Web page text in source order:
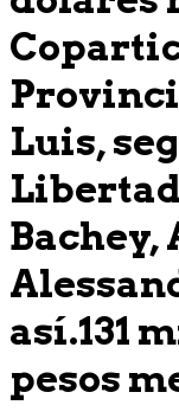
Luis,
Bachey,
así.131
pesos